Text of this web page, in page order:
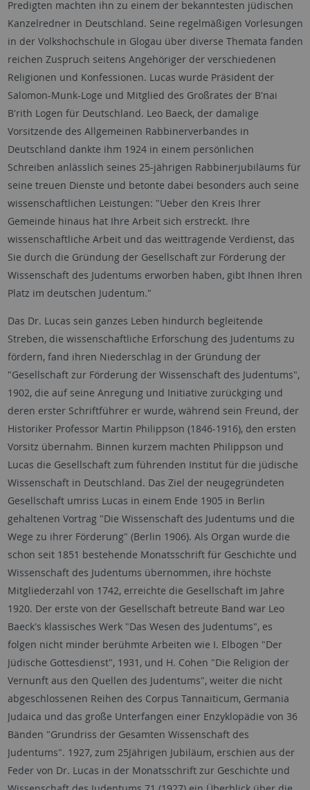
Predigten machten ihn zu einem der bekanntesten jüdischen
Kanzelredner in Deutschland. Seine regelmäßigen Vorlesungen
in der Volkshochschule in Glogau über diverse Themata fanden
reichen Zuspruch seitens Angehöriger der verschiedenen
Religionen und Konfessionen. Lucas wurde Präsident der
Salomon-Munk-Loge und Mitglied des Großrates der B'nai
B'rith Logen für Deutschland. Leo Baeck, der damalige
Vorsitzende des Allgemeinen Rabbinerverbandes in
Deutschland dankte ihm 1924 in einem persönlichen
Schreiben anlässlich seines 25-jährigen Rabbinerjubiläums für
seine treuen Dienste und betonte dabei besonders auch seine
wissenschaftlichen Leistungen: "Ueber den Kreis Ihrer
Gemeinde hinaus hat Ihre Arbeit sich erstreckt. Ihre
wissenschaftliche Arbeit und das weittragende Verdienst, das
Sie durch die Gründung der Gesellschaft zur Förderung der
Wissenschaft des Judentums erworben haben, gibt Ihnen Ihren
Platz im deutschen Judentum."
Das Dr. Lucas sein ganzes Leben hindurch begleitende
Streben, die wissenschaftliche Erforschung des Judentums zu
fördern, fand ihren Niederschlag in der Gründung der
"Gesellschaft zur Förderung der Wissenschaft des Judentums",
1902, die auf seine Anregung und Initiative zurückging und
deren erster Schriftführer er wurde, während sein Freund, der
Historiker Professor Martin Philippson (1846-1916), den ersten
Vorsitz übernahm. Binnen kurzem machten Philippson und
Lucas die Gesellschaft zum führenden Institut für die jüdische
Wissenschaft in Deutschland. Das Ziel der neugegründeten
Gesellschaft umriss Lucas in einem Ende 1905 in Berlin
gehaltenen Vortrag "Die Wissenschaft des Judentums und die
Wege zu ihrer Förderung" (Berlin 1906). Als Organ wurde die
schon seit 1851 bestehende Monatsschrift für Geschichte und
Wissenschaft des Judentums übernommen, ihre höchste
Mitgliederzahl von 1742, erreichte die Gesellschaft im Jahre
1920. Der erste von der Gesellschaft betreute Band war Leo
Baeck's klassisches Werk "Das Wesen des Judentums", es
folgen nicht minder berühmte Arbeiten wie I. Elbogen "Der
Jüdische Gottesdienst", 1931, und H. Cohen "Die Religion der
Vernunft aus den Quellen des Judentums", weiter die nicht
abgeschlossenen Reihen des Corpus Tannaiticum, Germania
Judaica und das große Unterfangen einer Enzyklopädie von 36
Bänden "Grundriss der Gesamten Wissenschaft des
Judentums". 1927, zum 25Jährigen Jubiläum, erschien aus der
Feder von Dr. Lucas in der Monatsschrift zur Geschichte und